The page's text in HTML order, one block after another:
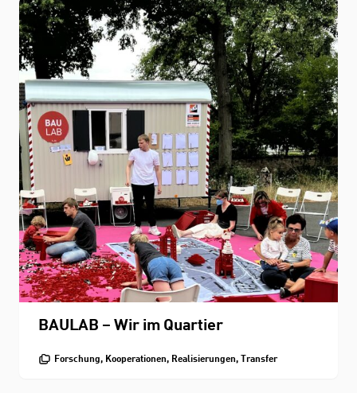
THEMEN
Personenverzeichnis
Fachbereichskalender
Downloads
Kontakt
BAULAB – Wir im Quartier
Forschung, Kooperationen, Realisierungen, Transfer